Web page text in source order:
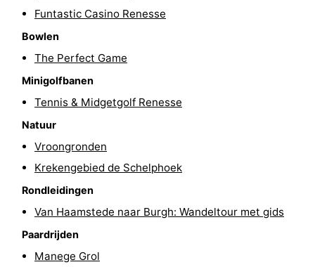
van
Haamstede
Zien
doen
Bezienswaardigheden
Musea
Monumenten
Kerken
Uitkijkpunten
Attracties
Funtastic Casino Renesse
Bowlen
The Perfect Game
Minigolfbanen
Tennis & Midgetgolf Renesse
Natuur
Vroongronden
Krekengebied de Schelphoek
Rondleidingen
Van Haamstede naar Burgh: Wandeltour met gids
Paardrijden
Manege Grol